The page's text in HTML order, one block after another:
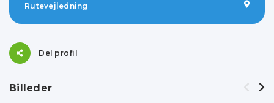
Rutevejledning
Del profil
Billeder